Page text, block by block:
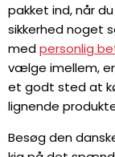
pakket ind, når
sikkerhed noget
medpersonlig
vælge imellem,
et godt sted at
lignende
Besøg den